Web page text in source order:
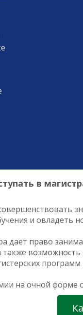
в
и овладеть
дает право
также
на очной форме